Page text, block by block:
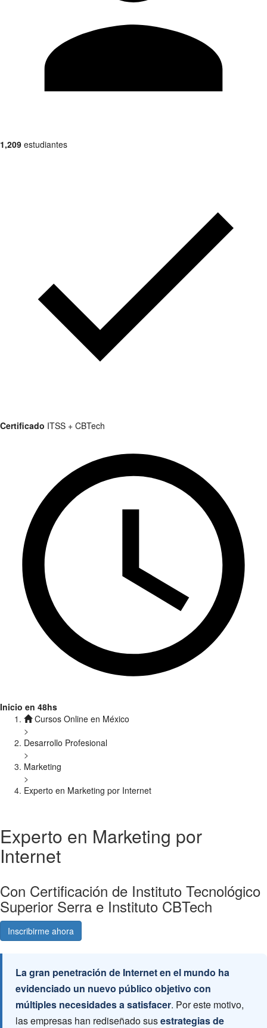
1,209 estudiantes
Certificado ITSS + CBTech
Inicio en 48hs
Cursos Online en México
>
Desarrollo Profesional
>
Marketing
>
Experto en Marketing por Internet
Experto en Marketing por
Internet
Con Certificación de Instituto Tecnológico
Superior Serra e Instituto CBTech
Inscribirme ahora
La gran penetración de Internet en el mundo ha
evidenciado un nuevo público objetivo con
múltiples necesidades a satisfacer. Por este motivo,
las empresas han rediseñado susestrategias de